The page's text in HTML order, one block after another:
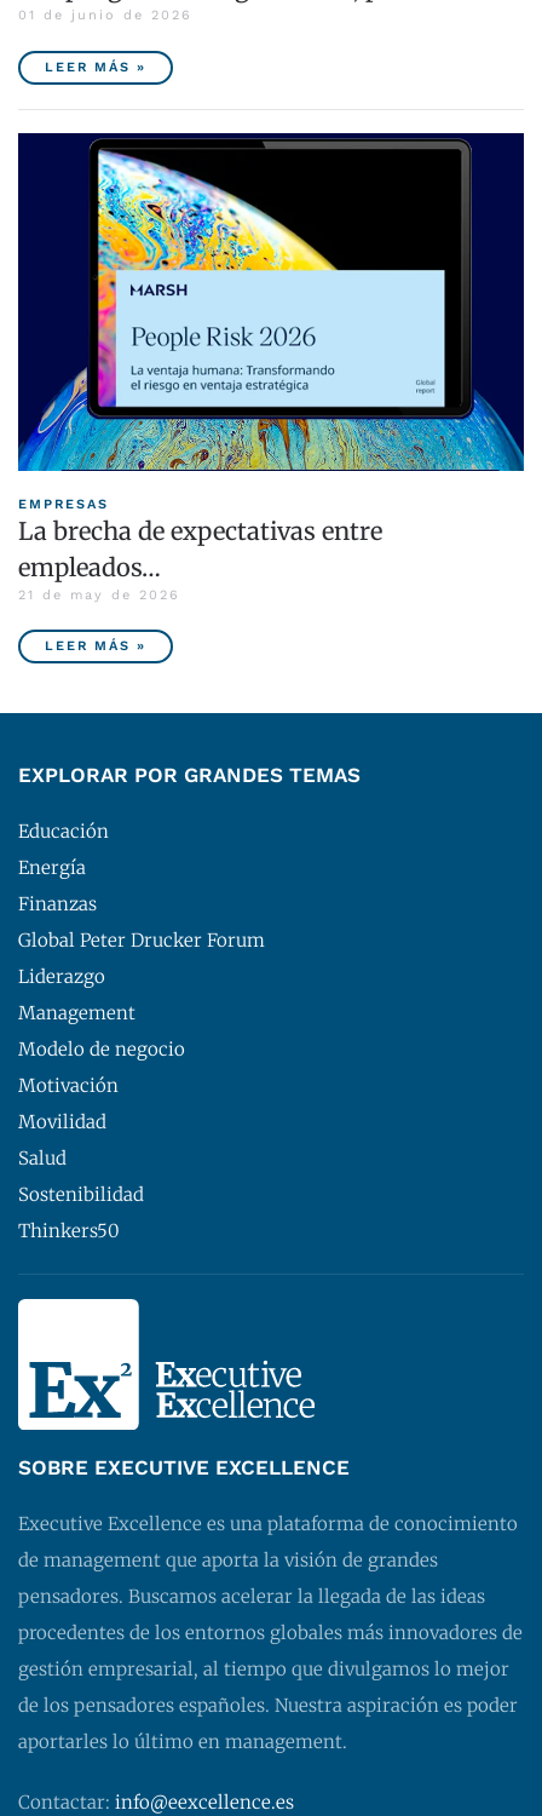
01 de junio de 2026
LEER MÁS »
EMPRESAS
La brecha de expectativas entre
empleados…
21 de may de 2026
LEER MÁS »
EXPLORAR POR GRANDES TEMAS
Educación
Energía
Finanzas
Global Peter Drucker Forum
Liderazgo
Management
Modelo de negocio
Motivación
Movilidad
Salud
Sostenibilidad
Thinkers50
SOBRE EXECUTIVE EXCELLENCE
Executive Excellence es una plataforma de conocimiento
de management que aporta la visión de grandes
pensadores. Buscamos acelerar la llegada de las ideas
procedentes de los entornos globales más innovadores de
gestión empresarial, al tiempo que divulgamos lo mejor
de los pensadores españoles. Nuestra aspiración es poder
aportarles lo último en management.
Contactar: info@eexcellence.es